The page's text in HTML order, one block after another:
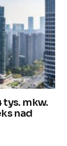
mkw.
nad